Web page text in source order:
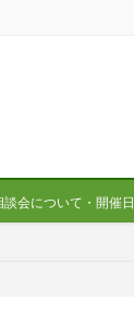
談会について・開催日